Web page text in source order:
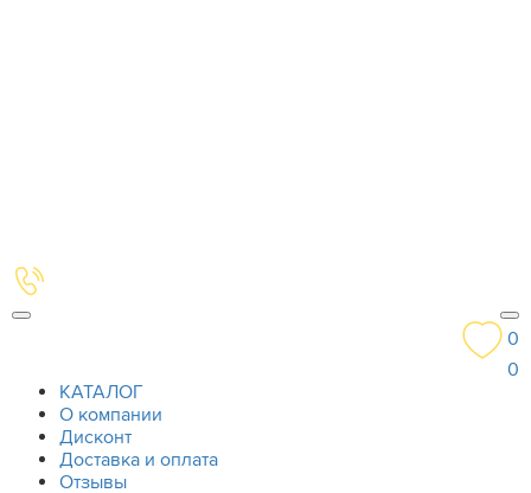
0
0
КАТАЛОГ
О компании
Дисконт
Доставка и оплата
Отзывы